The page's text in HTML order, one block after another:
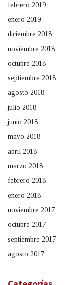
febrero 2019
enero 2019
diciembre 2018
noviembre 2018
octubre 2018
septiembre 2018
agosto 2018
julio 2018
junio 2018
mayo 2018
abril 2018
marzo 2018
febrero 2018
enero 2018
noviembre 2017
octubre 2017
septiembre 2017
agosto 2017